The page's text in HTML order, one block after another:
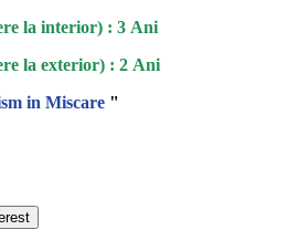
la interior) : 3 Ani
la exterior) : 2 Ani
in Miscare "